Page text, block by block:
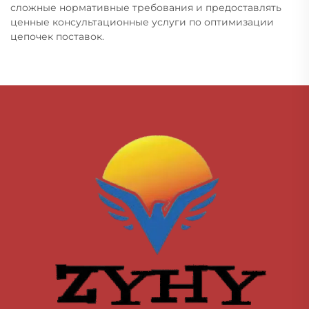
сложные нормативные требования и предоставлять
ценные консультационные услуги по оптимизации
цепочек поставок.